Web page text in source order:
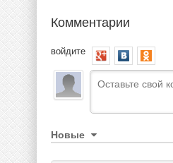
Комментарии
войдите
Новые